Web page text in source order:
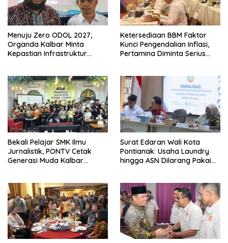
Menuju Zero ODOL 2027,
Organda Kalbar Minta
Kepastian Infrastruktur
Ketersediaan BBM Faktor
Kunci Pengendalian Inflasi,
Pertamina Diminta Serius
Bekali Pelajar SMK Ilmu
Jurnalistik, PONTV Cetak
Generasi Muda Kalbar
Surat Edaran Wali Kota
Pontianak: Usaha Laundry
hingga ASN Dilarang Pakai